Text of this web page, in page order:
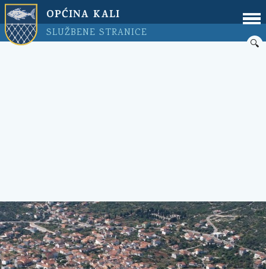
OPĆINA KALI
SLUŽBENE STRANICE
🔍